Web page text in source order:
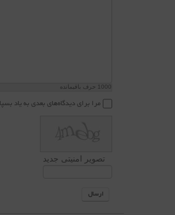
1000 حرف باقیمانده
مرا برای دیدگاه‌های بعدی به یاد
تصویر امنیتی جدید
ارسال